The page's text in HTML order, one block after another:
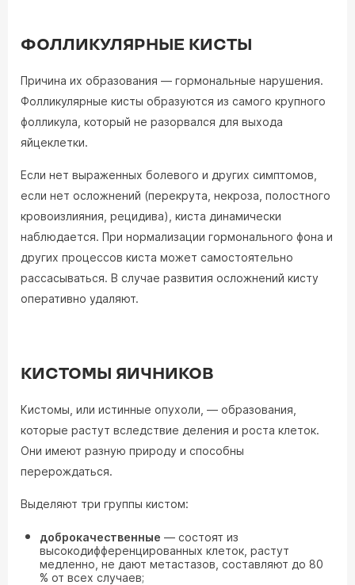
ФОЛЛИКУЛЯРНЫЕ КИСТЫ
Причина их образования — гормональные нарушения.
Фолликулярные кисты образуются из самого крупного
фолликула, который не разорвался для выхода
яйцеклетки.
Если нет выраженных болевого и других симптомов,
если нет осложнений (перекрута, некроза, полостного
кровоизлияния, рецидива), киста динамически
наблюдается. При нормализации гормонального фона и
других процессов киста может самостоятельно
рассасываться. В случае развития осложнений кисту
оперативно удаляют.
КИСТОМЫ ЯИЧНИКОВ
Кистомы, или истинные опухоли, — образования,
которые растут вследствие деления и роста клеток.
Они имеют разную природу и способны
перерождаться.
Выделяют три группы кистом:
доброкачественные — состоят из
высокодифференцированных клеток, растут
медленно, не дают метастазов, составляют до 80
% от всех случаев;